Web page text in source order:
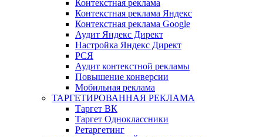
Контекстная реклама
Контекстная реклама Яндекс
Контекстная реклама Google
Аудит Яндекс Директ
Настройка Яндекс Директ
РСЯ
Аудит контекстной рекламы
Повышение конверсии
Мобильная реклама
ТАРГЕТИРОВАННАЯ РЕКЛАМА
Таргет ВК
Таргет Одноклассники
Ретаргетинг